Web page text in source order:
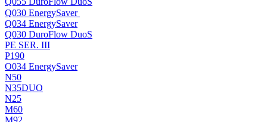
Q030 EnergySaver
Q034 EnergySaver
Q030 DuroFlow DuoS
PE SER. III
P190
O034 EnergySaver
N50
N35DUO
N25
M60
M92